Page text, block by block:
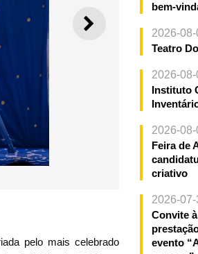
SEGUINTE
pelo mais celebrado
bem-
2026-
Teatro
2026-
Instituto
2026-
Feira de
criativo
2026-
Convite
evento